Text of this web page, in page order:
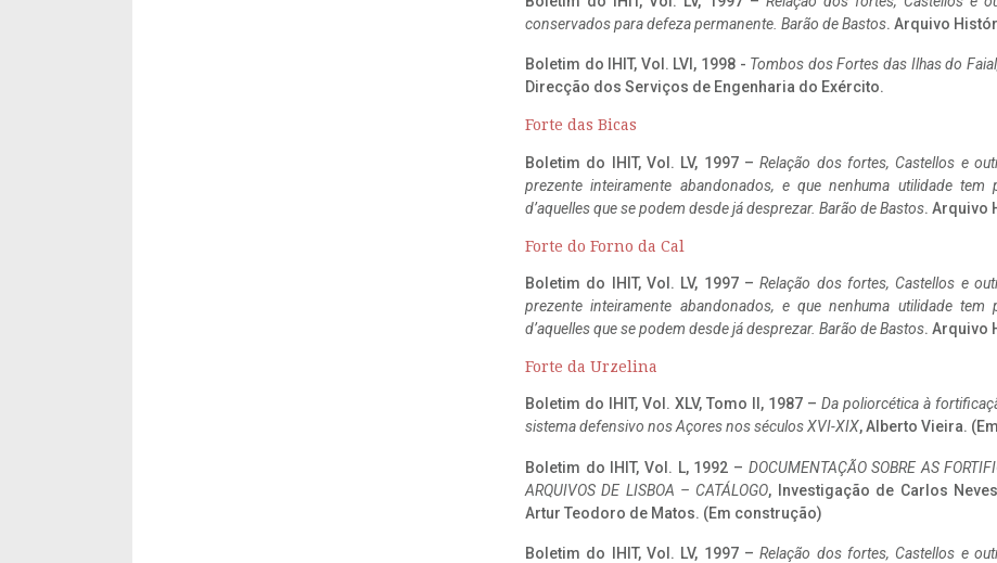
conservados para defeza permanente. Barão de Bastos. Arquivo
Boletim do IHIT, Vol. LVI, 1998 - Tombos dos Fortes das Ilhas do
Direcção dos Serviços de Engenharia do Exército.
Forte das Bicas
Boletim do IHIT, Vol. LV, 1997 –Relação dos fortes, Castellos e
prezente inteiramente abandonados, e que nenhuma utilidade
d’aquelles que se podem desde já desprezar. Barão de Bastos. Arquivo
Forte do Forno da Cal
Boletim do IHIT, Vol. LV, 1997 –Relação dos fortes, Castellos e
prezente inteiramente abandonados, e que nenhuma utilidade
d’aquelles que se podem desde já desprezar. Barão de Bastos. Arquivo
Forte da Urzelina
Boletim do IHIT, Vol. XLV, Tomo II, 1987 – Da poliorcética à
sistema defensivo nos Açores nos séculos XVI-XIX, Alberto Vieira.
Boletim do IHIT, Vol. L, 1992 – DOCUMENTAÇÃO SOBRE AS
ARQUIVOS DE LISBOA – CATÁLOGO, Investigação de Carlos
Artur Teodoro de Matos. (Em construção)
Boletim do IHIT, Vol. LV, 1997 –Relação dos fortes, Castellos e